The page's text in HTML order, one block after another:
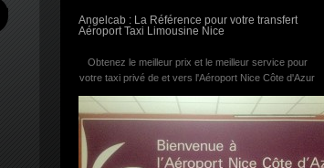
Angelcab : La Référence pour votre transfert
Aéroport Taxi Limousine Nice
Obtenez le meilleur prix et le meilleur service pour
votre taxi privé de et vers l'Aéroport Nice Côte d'Azur